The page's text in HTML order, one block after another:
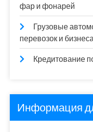
фар и фонарей
Грузовые
перевозок и
Кредитование
Информация